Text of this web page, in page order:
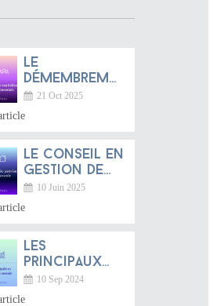
Le
démembrement
du contrat
: un bijou
d’ingénierie
patrimoniale
méconnu
21 Oct 2025
Le conseil en
gestion de
patrimoine :
d’avenir entre
tradition
française et
dynamique
mondiale
10 Juin 2025
Les
principaux
indices
10 Sep 2024